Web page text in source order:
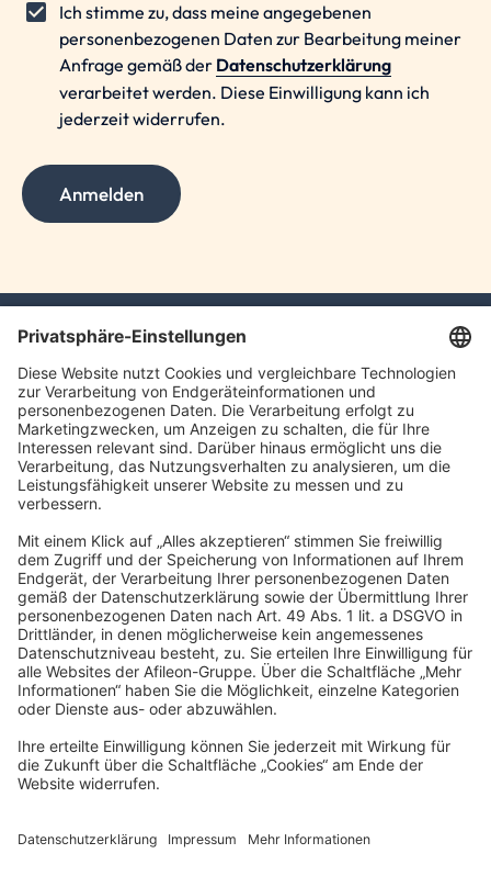
Ich stimme zu, dass meine angegebenen
personenbezogenen Daten zur Bearbeitung meiner
Anfrage gemäß der Datenschutzerklärung
verarbeitet werden. Diese Einwilligung kann ich
jederzeit widerrufen.
Anmelden
TLC GmbH TAX
Meierottostr. 8
10719 Berlin
info@tlc.ag
Impressum
Datenschutz
Barrierefreiheit
Cookies